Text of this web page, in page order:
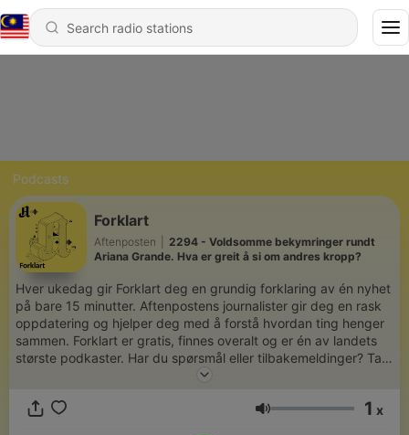
Podcasts
Forklart
Aftenposten
2294 - Voldsomme bekymringer rundt
Ariana Grande. Hva er greit å si om andres kropp?
Hver ukedag gir Forklart deg en grundig forklaring av én nyhet
på bare 15 minutter. Aftenpostens journalister gir deg en rask
oppdatering og hjelper deg med å forstå hvordan ting henger
sammen. Forklart er gratis, finnes overalt og er én av landets
største podkaster. Har du spørsmål eller tilbakemeldinger? Ta
kontakt på forklart@aftenposten.no
Volume 1 x